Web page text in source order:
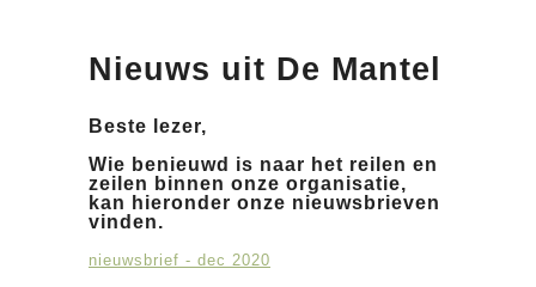
Nieuws uit De Mantel
Beste lezer,
Wie benieuwd is naar het reilen en
zeilen binnen onze organisatie,
kan hieronder onze nieuwsbrieven
vinden.
nieuwsbrief - dec 2020